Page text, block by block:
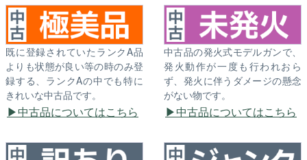
既に登録されていたランクA品
よりも状態が良い等の時のみ登
録する、ランクAの中でも特に
きれいな中古品です。
中古品についてはこちら
中古品の発火式モデルガンで、
発火動作が一度も行われおら
ず、発火に伴うダメージの懸念
がない物です。
中古品についてはこちら